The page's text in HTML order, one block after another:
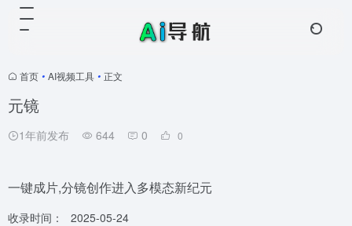
首页 • AI视频工具 • 正文
元镜
1年前发布 644 0 0
一键成片,分镜创作进入多模态新纪元
收录时间：
2025-05-24